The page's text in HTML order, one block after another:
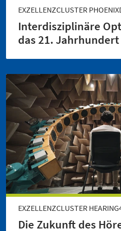
EXZELLENZCLUSTER
Interdisziplinäre
das 21. Jahrhundert
EXZELLENZCLUSTER
Die Zukunft des